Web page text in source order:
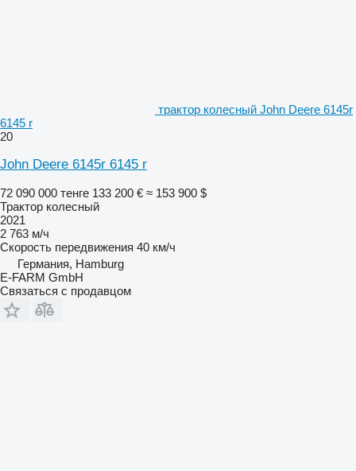
трактор колесный John Deere 6145r
6145 r
20
John Deere 6145r 6145 r
72 090 000 тенге 133 200 € ≈ 153 900 $
Трактор колесный
2021
2 763 м/ч
Скорость передвижения 40 км/ч
Германия, Hamburg
E-FARM GmbH
Связаться с продавцом